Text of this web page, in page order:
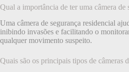
Qual a importância de ter uma câmera de
Uma câmera de segurança residencial
inibindo invasões e facilitando o
qualquer movimento suspeito.
Quais são os principais tipos de câmeras